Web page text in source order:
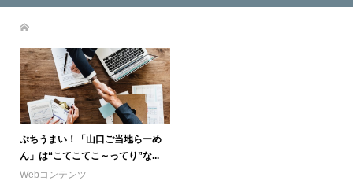
ぶちうまい！「山口ご当地らーめ
ん」は“こてこてこ～ってり”な...
Webコンテンツ